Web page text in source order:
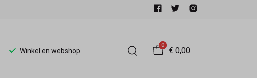
Winkel en webshop
0
€ 0,00